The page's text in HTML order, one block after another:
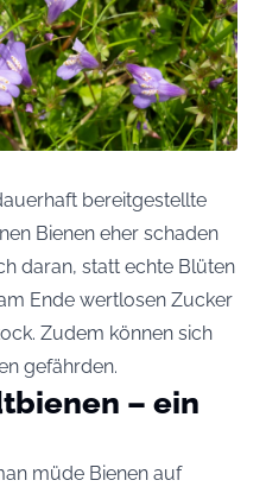
bereitgestellte
Bienen eher schaden
daran, statt echte Blüten
Ende wertlosen Zucker
Zudem können sich
gefährden.
– ein
müde Bienen auf